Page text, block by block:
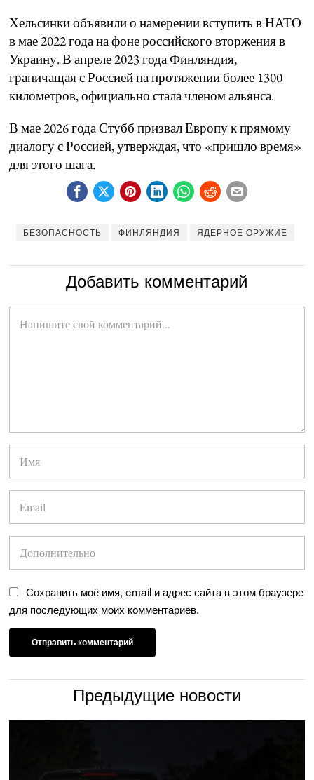
Хельсинки объявили о намерении вступить в НАТО
в мае 2022 года на фоне российского вторжения в
Украину. В апреле 2023 года Финляндия,
граничащая с Россией на протяжении более 1300
километров, официально стала членом альянса.
В мае 2026 года Стубб призвал Европу к прямому
диалогу с Россией, утверждая, что «пришло время»
для этого шага.
БЕЗОПАСНОСТЬ ФИНЛЯНДИЯ ЯДЕРНОЕ ОРУЖИЕ
Добавить комментарий
Сохранить моё имя, email и адрес сайта в этом браузере
для последующих моих комментариев.
Предыдущие новости